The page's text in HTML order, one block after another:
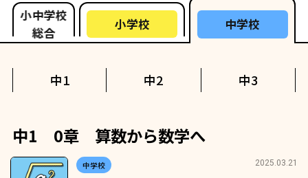
小中学校
総合
小学校 中学校
中1 中2 中3
中1 0章 算数から数学へ
中学校 2025.03.21